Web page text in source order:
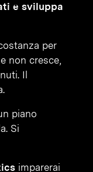
e sviluppa
per
non cresce,
Il
piano
Si
imparerai